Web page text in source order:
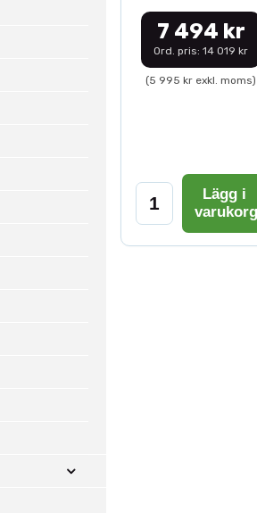
7 494 kr
Ord. pris: 14 019 kr
(5 995 kr exkl. moms)
Lägg i
varukorg